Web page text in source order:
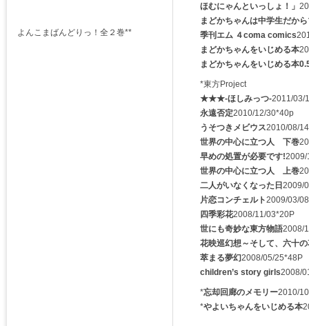
ほむにゃんといっしょ！」
まどかちゃんは中学生だか
季刊エム ４coma comics
まどかちゃんをいじめる本
まどかちゃんをいじめる本
*東方Project
★★★-ほしみっつ-2011/03/
永遠否定2010/12/30*40p
うそつきメビウス2010/08/
世界の中心に立つ人 下巻
早めの処置が必要です!2009/
世界の中心に立つ人 上巻
二人がいなくなった日2009/
片恋コンチェルト2009/03/
四季彩花2008/11/03*20P
世にも奇妙な東方物語2008/
花映巡幻想～そして、六十
萃まる夢幻2008/05/25*48P
children’s story girls2008/
*忘却回廊のメモリー2010/
*やよいちゃんをいじめる本
よんこまばんどりっ！全２巻**